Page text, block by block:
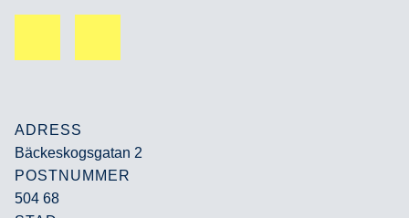
ADRESS
Bäckeskogsgatan 2
POSTNUMMER
504 68